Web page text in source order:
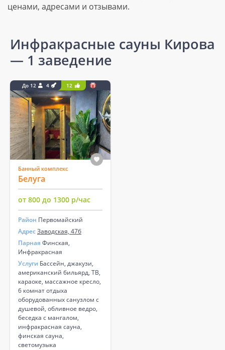
ценами, адресами и отзывами.
Инфракрасные сауны Кирова
— 1 заведение
До 12 4 12
Банный комплекс
Белуга
от 800 до 1300 р/час
Район Первомайский
АдресЗаводская, 47б
Парная Финская,
Инфракрасная
Услуги Бассейн, джакузи,
американский бильярд, ТВ,
караоке, массажное кресло,
6 комнат отдыха
оборудованных санузлом с
душевой, обливное ведро,
беседка с мангалом,
инфракрасная сауна,
финская сауна,
светомузыка